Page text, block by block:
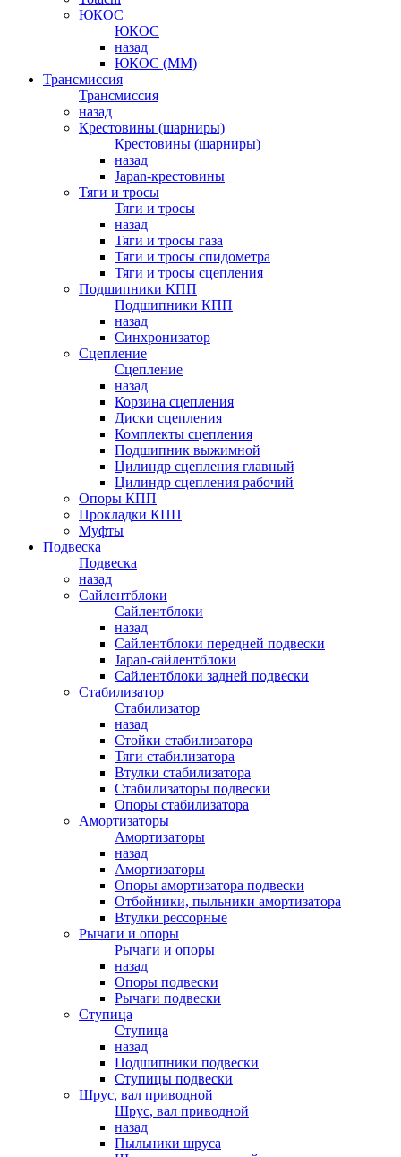
ЮКОС
ЮКОС
назад
ЮКОС (ММ)
Трансмиссия
Трансмиссия
назад
Крестовины (шарниры)
Крестовины (шарниры)
назад
Japan-крестовины
Тяги и тросы
Тяги и тросы
назад
Тяги и тросы газа
Тяги и тросы спидометра
Тяги и тросы сцепления
Подшипники КПП
Подшипники КПП
назад
Синхронизатор
Сцепление
Сцепление
назад
Корзина сцепления
Диски сцепления
Комплекты сцепления
Подшипник выжимной
Цилиндр сцепления главный
Цилиндр сцепления рабочий
Опоры КПП
Прокладки КПП
Муфты
Подвеска
Подвеска
назад
Сайлентблоки
Сайлентблоки
назад
Сайлентблоки передней подвески
Japan-сайлентблоки
Сайлентблоки задней подвески
Стабилизатор
Стабилизатор
назад
Стойки стабилизатора
Тяги стабилизатора
Втулки стабилизатора
Стабилизаторы подвески
Опоры стабилизатора
Амортизаторы
Амортизаторы
назад
Амортизаторы
Опоры амортизатора подвески
Отбойники, пыльники амортизатора
Втулки рессорные
Рычаги и опоры
Рычаги и опоры
назад
Опоры подвески
Рычаги подвески
Ступица
Ступица
назад
Подшипники подвески
Ступицы подвески
Шрус, вал приводной
Шрус, вал приводной
назад
Пыльники шруса